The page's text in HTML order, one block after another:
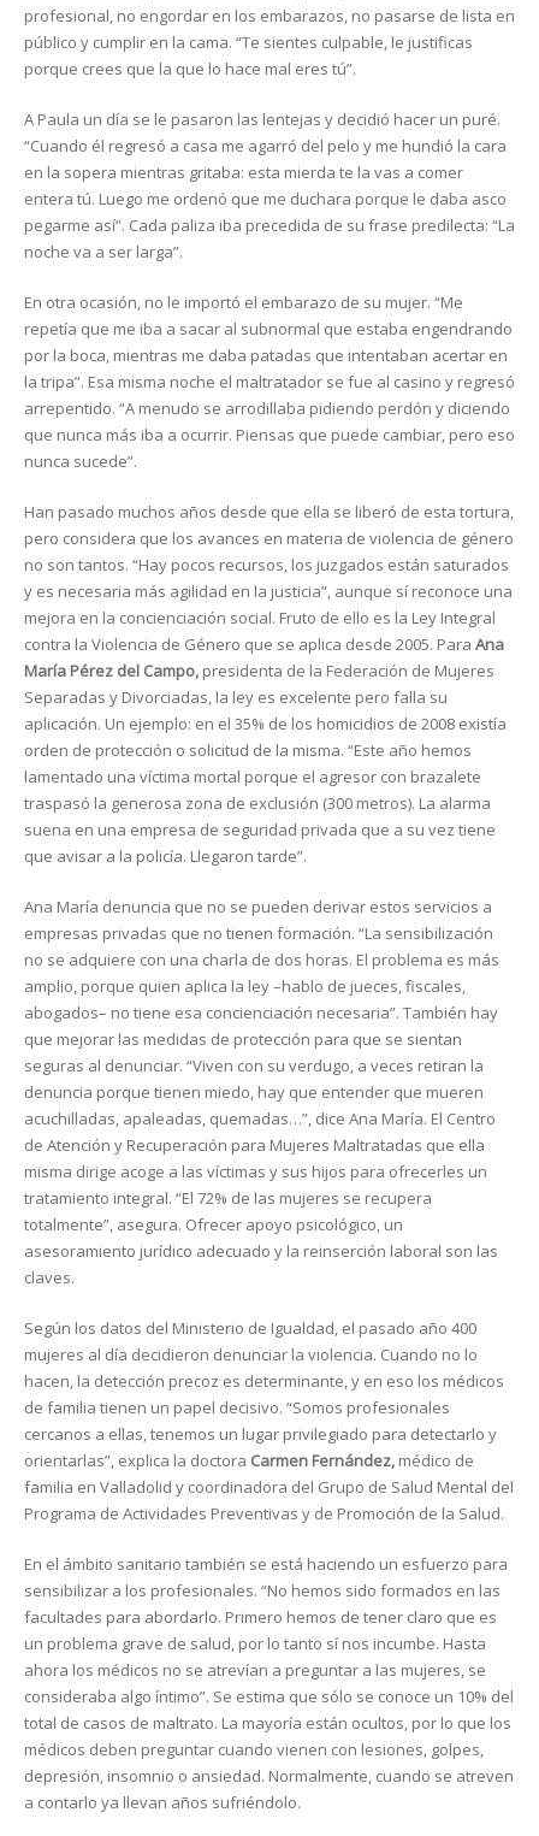
profesional, no engordar en los embarazos, no pasarse de lista en
público y cumplir en la cama. “Te sientes culpable, le justificas
porque crees que la que lo hace mal eres tú”.
A Paula un día se le pasaron las lentejas y decidió hacer un puré.
“Cuando él regresó a casa me agarró del pelo y me hundió la cara
en la sopera mientras gritaba: esta mierda te la vas a comer
entera tú. Luego me ordenó que me duchara porque le daba asco
pegarme así”. Cada paliza iba precedida de su frase predilecta: “La
noche va a ser larga”.
En otra ocasión, no le importó el embarazo de su mujer. “Me
repetía que me iba a sacar al subnormal que estaba engendrando
por la boca, mientras me daba patadas que intentaban acertar en
la tripa”. Esa misma noche el maltratador se fue al casino y regresó
arrepentido. “A menudo se arrodillaba pidiendo perdón y diciendo
que nunca más iba a ocurrir. Piensas que puede cambiar, pero eso
nunca sucede”.
Han pasado muchos años desde que ella se liberó de esta tortura,
pero considera que los avances en materia de violencia de género
no son tantos. “Hay pocos recursos, los juzgados están saturados
y es necesaria más agilidad en la justicia”, aunque sí reconoce una
mejora en la concienciación social. Fruto de ello es la Ley Integral
contra la Violencia de Género que se aplica desde 2005. Para Ana
María Pérez del Campo, presidenta de la Federación de Mujeres
Separadas y Divorciadas, la ley es excelente pero falla su
aplicación. Un ejemplo: en el 35% de los homicidios de 2008 existía
orden de protección o solicitud de la misma. “Este año hemos
lamentado una víctima mortal porque el agresor con brazalete
traspasó la generosa zona de exclusión (300 metros). La alarma
suena en una empresa de seguridad privada que a su vez tiene
que avisar a la policía. Llegaron tarde”.
Ana María denuncia que no se pueden derivar estos servicios a
empresas privadas que no tienen formación. “La sensibilización
no se adquiere con una charla de dos horas. El problema es más
amplio, porque quien aplica la ley –hablo de jueces, fiscales,
abogados– no tiene esa concienciación necesaria”. También hay
que mejorar las medidas de protección para que se sientan
seguras al denunciar. “Viven con su verdugo, a veces retiran la
denuncia porque tienen miedo, hay que entender que mueren
acuchilladas, apaleadas, quemadas…”, dice Ana María. El Centro
de Atención y Recuperación para Mujeres Maltratadas que ella
misma dirige acoge a las víctimas y sus hijos para ofrecerles un
tratamiento integral. “El 72% de las mujeres se recupera
totalmente”, asegura. Ofrecer apoyo psicológico, un
asesoramiento jurídico adecuado y la reinserción laboral son las
claves.
Según los datos del Ministerio de Igualdad, el pasado año 400
mujeres al día decidieron denunciar la violencia. Cuando no lo
hacen, la detección precoz es determinante, y en eso los médicos
de familia tienen un papel decisivo. “Somos profesionales
cercanos a ellas, tenemos un lugar privilegiado para detectarlo y
orientarlas”, explica la doctora Carmen Fernández, médico de
familia en Valladolid y coordinadora del Grupo de Salud Mental del
Programa de Actividades Preventivas y de Promoción de la Salud.
En el ámbito sanitario también se está haciendo un esfuerzo para
sensibilizar a los profesionales. “No hemos sido formados en las
facultades para abordarlo. Primero hemos de tener claro que es
un problema grave de salud, por lo tanto sí nos incumbe. Hasta
ahora los médicos no se atrevían a preguntar a las mujeres, se
consideraba algo íntimo”. Se estima que sólo se conoce un 10% del
total de casos de maltrato. La mayoría están ocultos, por lo que los
médicos deben preguntar cuando vienen con lesiones, golpes,
depresión, insomnio o ansiedad. Normalmente, cuando se atreven
a contarlo ya llevan años sufriéndolo.